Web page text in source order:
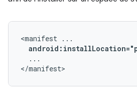
<manifest
...
</manifest>